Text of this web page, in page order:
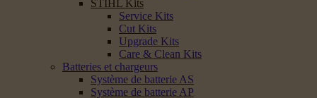
STIHL Kits
Service Kits
Cut Kits
Upgrade Kits
Care & Clean Kits
Batteries et chargeurs
Système de batterie AS
Système de batterie AP